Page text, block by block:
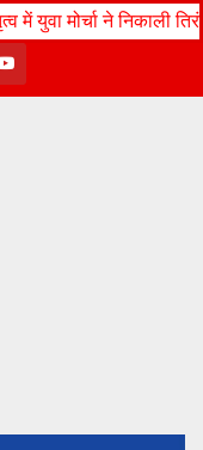
रैली,भीमताल झील में
PM